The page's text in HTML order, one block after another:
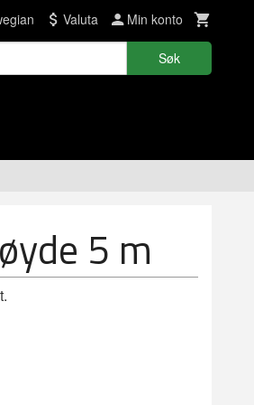
Valuta Min konto
Søk
5 m